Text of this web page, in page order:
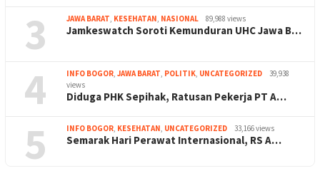
3 JAWA BARAT, KESEHATAN, NASIONAL 89,988 views
Jamkeswatch Soroti Kemunduran UHC Jawa B…
4 INFO BOGOR, JAWA BARAT, POLITIK, UNCATEGORIZED
39,938
views
Diduga PHK Sepihak, Ratusan Pekerja PT A…
5 INFO BOGOR, KESEHATAN, UNCATEGORIZED 33,166 views
Semarak Hari Perawat Internasional, RS A…